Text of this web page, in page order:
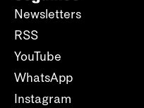
Newsletters
RSS
YouTube
WhatsApp
Instagram